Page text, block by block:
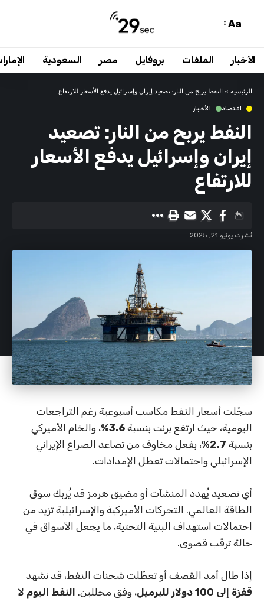
Aa
الأخبار الملفات بروفايل مصر السعودية
الرئيسية » النفط يربح من النار: تصعيد إيران وإسرائيل يدفع الأسعار للارتفاع
اقتصاد الأخبار
النفط يربح من النار: تصعيد
إيران وإسرائيل يدفع الأسعار
للارتفاع
نُشرت يونيو 21, 2025
سجّلت أسعار النفط مكاسب أسبوعية رغم التراجعات
اليومية، حيث ارتفع برنت بنسبة 3.6%
، والخام الأميركي
بنسبة 2.7%
، بفعل مخاوف من تصاعد الصراع الإيراني
الإسرائيلي واحتمالات تعطل الإمدادات.
أي تصعيد يُهدد المنشآت أو مضيق هرمز قد يُربك سوق
الطاقة العالمي. التحركات الأميركية والإسرائيلية تزيد من
احتمالات استهداف البنية التحتية، ما يجعل الأسواق في
حالة ترقّب قصوى.
إذا طال أمد القصف أو تعطّلت شحنات النفط، قد نشهد
قفزة إلى 100 دولار للبرميل
، وفق محللين. النفط اليوم لا